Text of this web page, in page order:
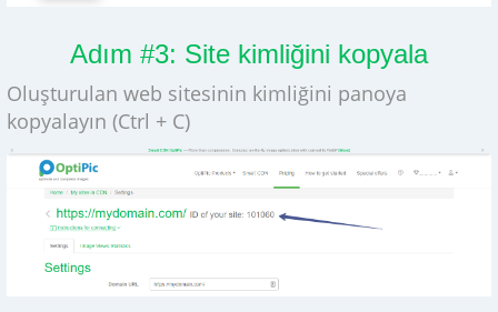
Adım #3: Site kimliğini kopyala
Oluşturulan web sitesinin kimliğini panoya
kopyalayın (Ctrl + C)